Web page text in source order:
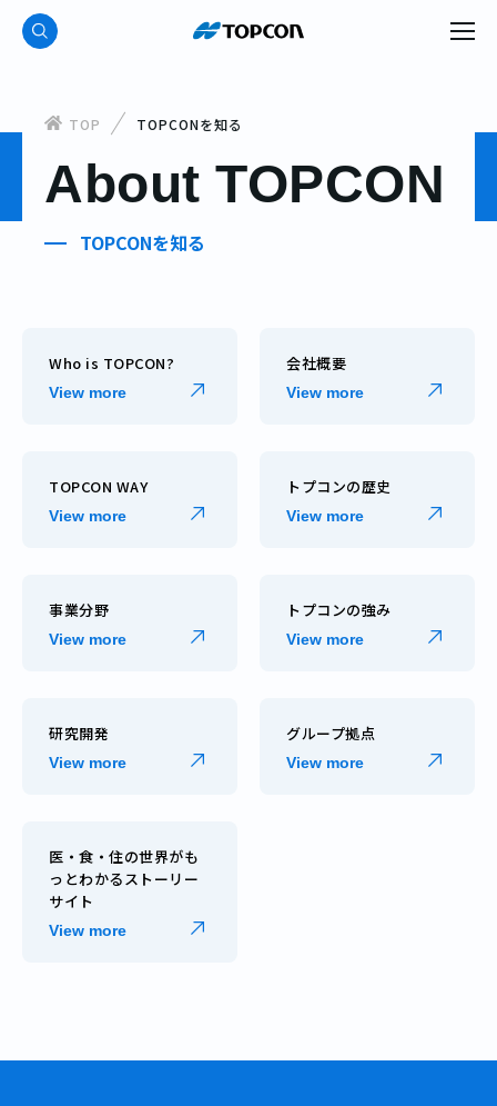
TOP TOPCONを知る
About TOPCON
TOPCONを知る
Who is TOPCON?
View more
会社概要
View more
TOPCON WAY
View more
トプコンの歴史
View more
事業分野
View more
トプコンの強み
View more
研究開発
View more
グループ拠点
View more
医・食・住の世界がも
っとわかるストーリー
サイト
View more